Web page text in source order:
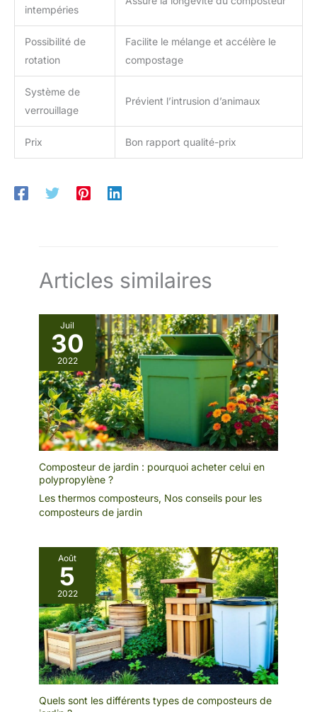
intempéries
Possibilité de
rotation
Facilite le mélange et accélère le
compostage
Système de
verrouillage
Prévient l’intrusion d’animaux
Prix Bon rapport qualité-prix
Articles similaires
Juil
30
2022
Composteur de jardin : pourquoi acheter celui en
polypropylène ?
Les thermos composteurs, Nos conseils pour les
composteurs de jardin
Août
5
2022
Quels sont les différents types de composteurs de